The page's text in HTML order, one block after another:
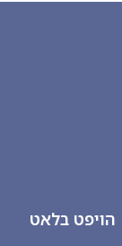
הויפט בלאט